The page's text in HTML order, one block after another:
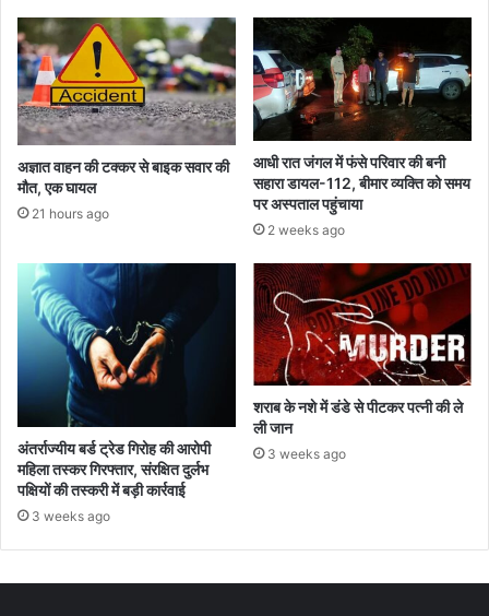
अज्ञात वाहन की टक्कर से बाइक सवार की
मौत, एक घायल
21 hours ago
आधी रात जंगल में फंसे परिवार की बनी
सहारा डायल-112, बीमार व्यक्ति को समय
पर अस्पताल पहुंचाया
2 weeks ago
अंतर्राज्यीय बर्ड ट्रेड गिरोह की आरोपी
महिला तस्कर गिरफ्तार, संरक्षित दुर्लभ
पक्षियों की तस्करी में बड़ी कार्रवाई
3 weeks ago
शराब के नशे में डंडे से पीटकर पत्नी की ले
ली जान
3 weeks ago